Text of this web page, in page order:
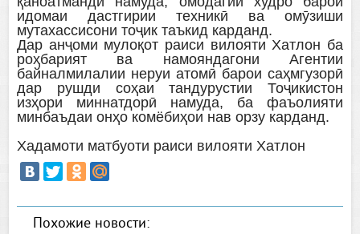
идомаи дастгирии техникӣ ва омӯзиши
мутахассисони тоҷик таъкид карданд.
Дар анҷоми мулоқот раиси вилояти Хатлон ба
роҳбарият ва намояндагони Агентии
байналмилалии неруи атомӣ барои саҳмгузорӣ
дар рушди соҳаи тандурустии Тоҷикистон
изҳори миннатдорӣ намуда, ба фаъолияти
минбаъдаи онҳо комёбиҳои нав орзу карданд.
Хадамоти матбуоти раиси вилояти Хатлон
Похожие новости: